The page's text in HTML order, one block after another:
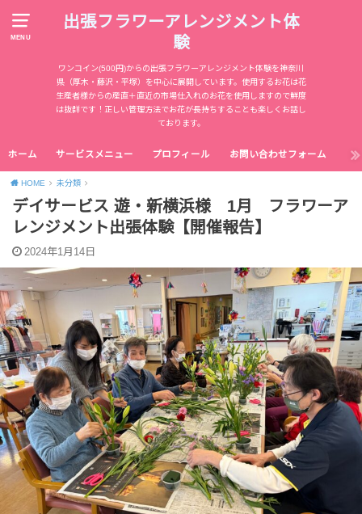
MENU
出張フラワーアレンジメント体
験
ワンコイン(500円)からの出張フラワーアレンジメント体験を神奈川
県（厚木・藤沢・平塚）を中心に展開しています。使用するお花は花
生産者様からの産直＋直近の市場仕入れのお花を使用しますので鮮度
は抜群です！正しい管理方法でお花が長持ちすることも楽しくお話し
ております。
ホーム サービスメニュー プロフィール お問い合わせフォーム
HOME 未分類
デイサービス 遊・新横浜様 1月 フラワーア
レンジメント出張体験【開催報告】
2024年1月14日